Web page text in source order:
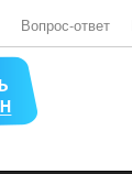
Вопрос-ответ